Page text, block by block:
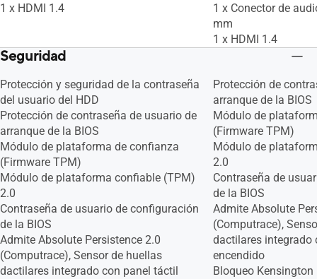
1 x HDMI 1.4
1 x Conector de
mm
1 x HDMI 1.4
Seguridad
Protección y seguridad de la contraseña
del usuario del HDD
Protección de contraseña de usuario de
arranque de la BIOS
Módulo de plataforma de confianza
(Firmware TPM)
Módulo de plataforma confiable (TPM)
2.0
Contraseña de usuario de configuración
de la BIOS
Admite Absolute Persistence 2.0
(Computrace), Sensor de huellas
dactilares integrado con panel táctil
Protección de
arranque de la BIOS
Módulo de
(Firmware TPM)
Módulo de
2.0
Contraseña de
de la BIOS
Admite Absolute
(Computrace),
dactilares integrado
encendido
Bloqueo Kensington